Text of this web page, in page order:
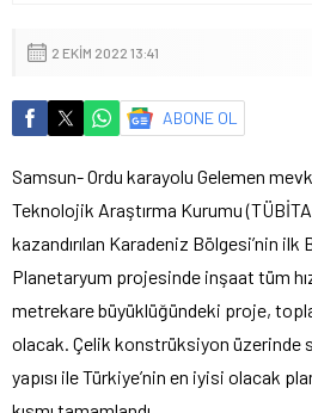
2 EKIM 2022 13:41
ABONE OL
Samsun- Ordu karayolu Gelemen
Teknolojik Araştırma Kurumu
kazandırılan Karadeniz Bölgesi’nin
Planetaryum projesinde inşaat tüm
metrekare büyüklüğündeki proje,
olacak. Çelik konstrüksiyon
yapısı ile Türkiye’nin en iyisi olacak